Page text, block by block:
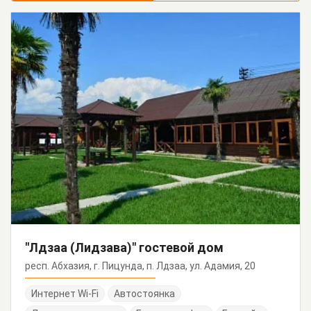
"Лдзаа (Лидзава)" гостевой дом
респ. Абхазия, г. Пицунда, п. Лдзаа, ул. Адамия, 20
Интернет Wi-Fi
Автостоянка